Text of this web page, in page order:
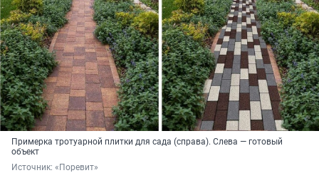
Примерка тротуарной плитки для сада (справа). Слева — готовый
объект
Источник: «Поревит»